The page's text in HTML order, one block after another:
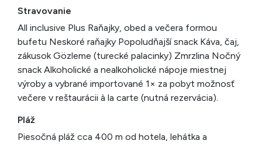
Stravovanie
All inclusive Plus Raňajky, obed a večera formou
bufetu Neskoré raňajky Popoludňajší snack Káva, čaj,
zákusok Gözleme (turecké palacinky) Zmrzlina Nočný
snack Alkoholické a nealkoholické nápoje miestnej
výroby a vybrané importované 1× za pobyt možnosť
večere v reštaurácii à la carte (nutná rezervácia).
Pláž
Piesočná pláž cca 400 m od hotela, lehátka a